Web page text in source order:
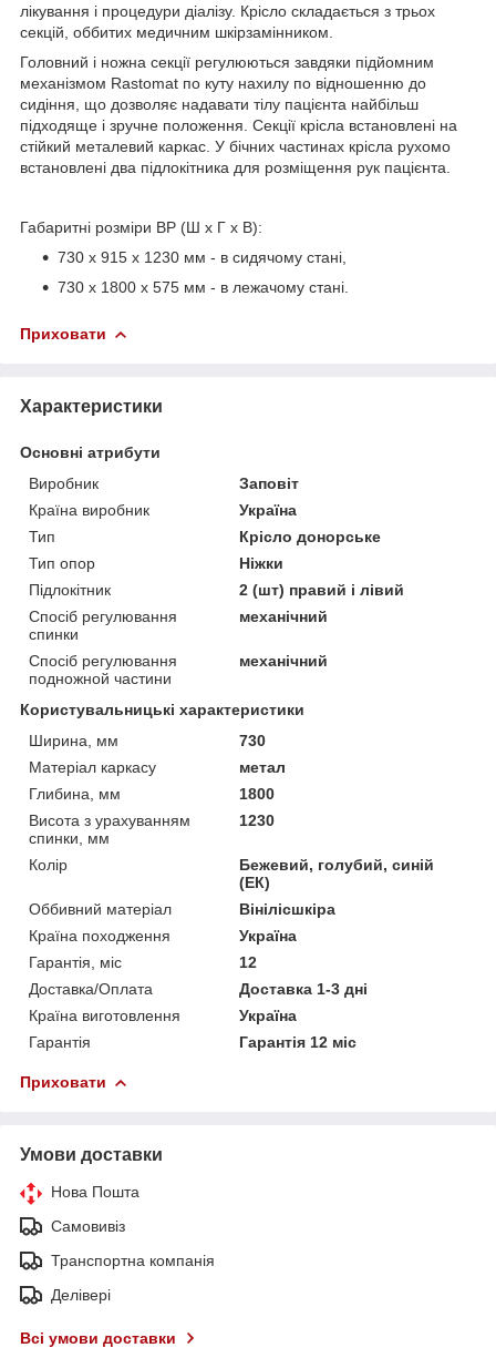
лікування і процедури діалізу. Крісло складається з трьох
секцій, оббитих медичним шкірзамінником.
Головний і ножна секції регулюються завдяки підйомним
механізмом Rastomat по куту нахилу по відношенню до
сидіння, що дозволяє надавати тілу пацієнта найбільш
підходяще і зручне положення. Секції крісла встановлені на
стійкий металевий каркас. У бічних частинах крісла рухомо
встановлені два підлокітника для розміщення рук пацієнта.
Габаритні розміри ВР (Ш х Г х В):
730 х 915 х 1230 мм - в сидячому стані,
730 х 1800 х 575 мм - в лежачому стані.
Приховати
Характеристики
Основні атрибути
Виробник
Заповіт
Країна виробник
Україна
Тип
Крісло донорське
Тип опор
Ніжки
Підлокітник
2 (шт) правий і лівий
Спосіб регулювання
спинки
механічний
Спосіб регулювання
подножной частини
механічний
Користувальницькі характеристики
Ширина, мм
730
Матеріал каркасу
метал
Глибина, мм
1800
Висота з урахуванням
спинки, мм
1230
Колір
Бежевий, голубий, синій
(ЕК)
Оббивний матеріал
Вінілісшкіра
Країна походження
Україна
Гарантія, міс
12
Доставка/Оплата
Доставка 1-3 дні
Країна виготовлення
Україна
Гарантія
Гарантія 12 міс
Приховати
Умови доставки
Нова Пошта
Самовивіз
Транспортна компанія
Делівері
Всі умови доставки